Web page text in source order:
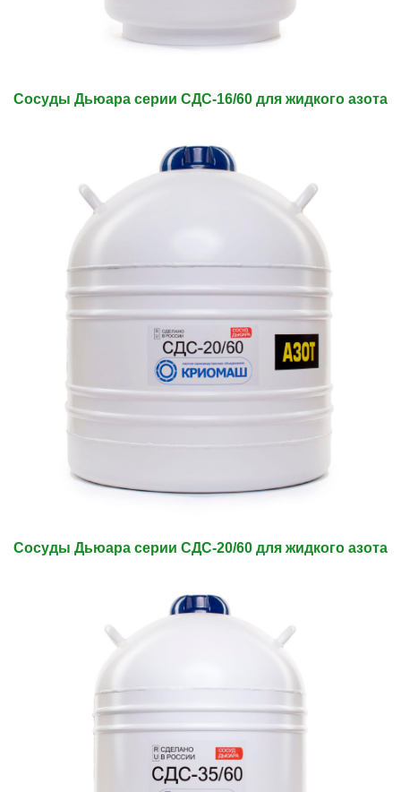
Сосуды Дьюара серии СДС-16/60 для жидкого азота
Сосуды Дьюара серии СДС-20/60 для жидкого азота